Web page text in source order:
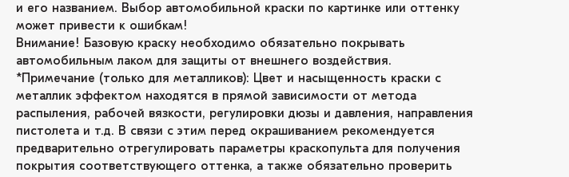
и его названием. Выбор автомобильной краски по картинке или оттенку
может привести к ошибкам!
Внимание! Базовую краску необходимо обязательно покрывать
автомобильным лаком для защиты от внешнего воздействия.
*Примечание (только для металликов): Цвет и насыщенность краски с
металлик эффектом находятся в прямой зависимости от метода
распыления, рабочей вязкости, регулировки дюзы и давления, направления
пистолета и т.д. В связи с этим перед окрашиванием рекомендуется
предварительно отрегулировать параметры краскопульта для получения
покрытия соответствующего оттенка, а также обязательно проверить